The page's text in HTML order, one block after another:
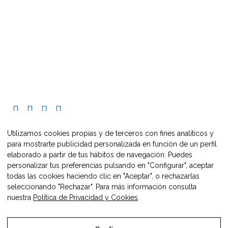
Utilizamos cookies propias y de terceros con fines analíticos y
para mostrarte publicidad personalizada en función de un perfil
elaborado a partir de tus hábitos de navegación. Puedes
personalizar tus preferencias pulsando en "Configurar", aceptar
todas las cookies haciendo clic en "Aceptar", o rechazarlas
seleccionando "Rechazar". Para más información consulta
nuestra Política de Privacidad y Cookies